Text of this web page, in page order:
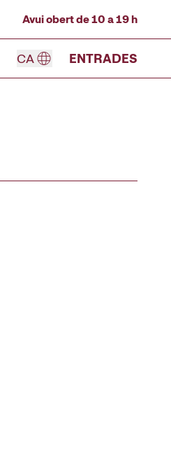
Avui obert de 10 a 19 h
CA ENTRADES